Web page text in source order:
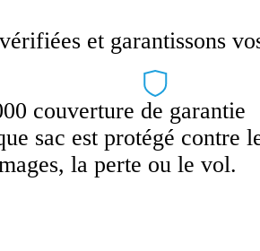
et garantissons
couverture de garantie
sac est protégé contre
la perte ou le vol.